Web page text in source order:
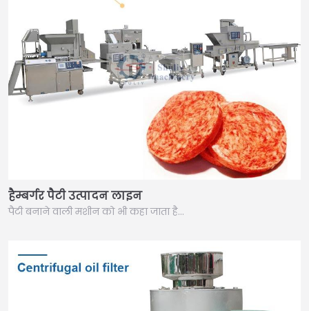
हैम्बर्गर पैटी उत्पादन लाइन
पैटी बनाने वाली मशीन को भी कहा जाता है…